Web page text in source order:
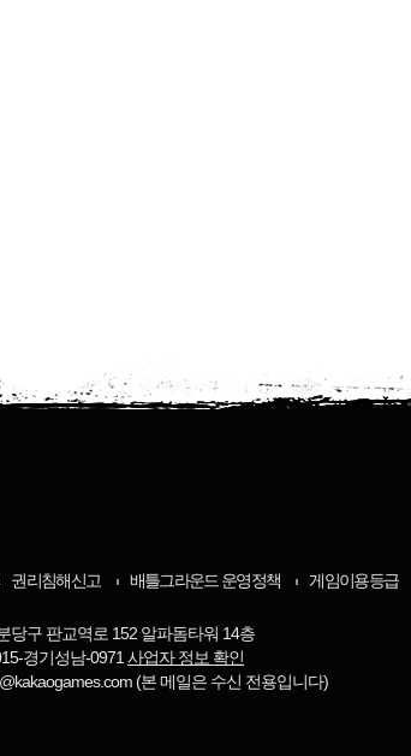
권리침해신고 배틀그라운드 운영정책 게임이용등급
구 판교역로 152 알파돔타워 14층
경기성남-0971 사업자 정보 확인
(본 메일은 수신 전용입니다)